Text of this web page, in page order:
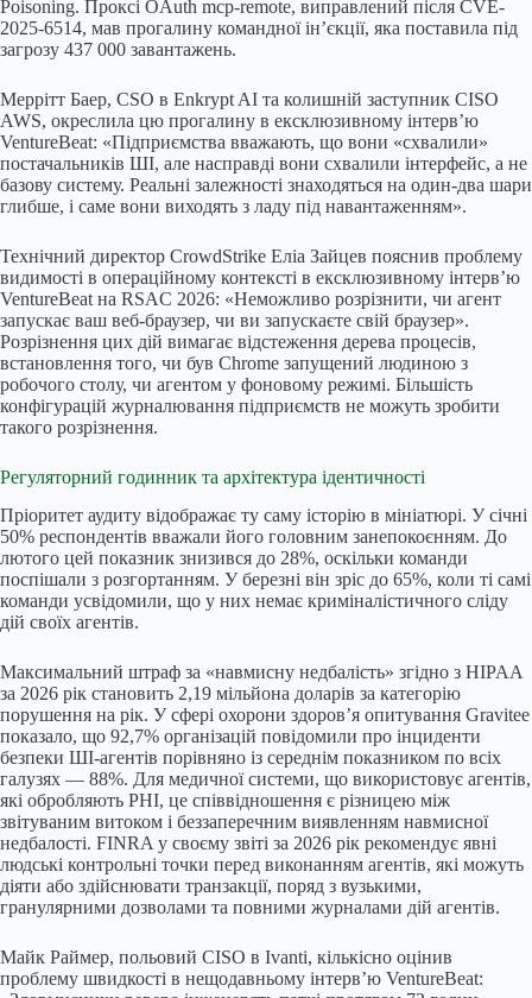
Poisoning. Проксі OAuth mcp-remote, виправлений після CVE-
2025-6514, мав прогалину командної ін’єкції, яка поставила під
загрозу 437 000 завантажень.
Меррітт Баер, CSO в Enkrypt AI та колишній заступник CISO
AWS, окреслила цю прогалину в ексклюзивному інтерв’ю
VentureBeat: «Підприємства вважають, що вони «схвалили»
постачальників ШІ, але насправді вони схвалили інтерфейс, а не
базову систему. Реальні залежності знаходяться на один-два шари
глибше, і саме вони виходять з ладу під навантаженням».
Технічний директор CrowdStrike Еліа Зайцев пояснив проблему
видимості в операційному контексті в ексклюзивному інтерв’ю
VentureBeat на RSAC 2026: «Неможливо розрізнити, чи агент
запускає ваш веб-браузер, чи ви запускаєте свій браузер».
Розрізнення цих дій вимагає відстеження дерева процесів,
встановлення того, чи був Chrome запущений людиною з
робочого столу, чи агентом у фоновому режимі. Більшість
конфігурацій журналювання підприємств не можуть зробити
такого розрізнення.
Регуляторний годинник та архітектура ідентичності
Пріоритет аудиту відображає ту саму історію в мініатюрі. У січні
50% респондентів вважали його головним занепокоєнням. До
лютого цей показник знизився до 28%, оскільки команди
поспішали з розгортанням. У березні він зріс до 65%, коли ті самі
команди усвідомили, що у них немає криміналістичного сліду
дій своїх агентів.
Максимальний штраф за «навмисну недбалість» згідно з HIPAA
за 2026 рік становить 2,19 мільйона доларів за категорію
порушення на рік. У сфері охорони здоров’я опитування Gravitee
показало, що 92,7% організацій повідомили про інциденти
безпеки ШІ-агентів порівняно із середнім показником по всіх
галузях — 88%. Для медичної системи, що використовує агентів,
які обробляють PHI, це співвідношення є різницею між
звітуваним витоком і беззаперечним виявленням навмисної
недбалості. FINRA у своєму звіті за 2026 рік рекомендує явні
людські контрольні точки перед виконанням агентів, які можуть
діяти або здійснювати транзакції, поряд з вузькими,
гранулярними дозволами та повними журналами дій агентів.
Майк Раймер, польовий CISO в Ivanti, кількісно оцінив
проблему швидкості в нещодавньому інтерв’ю VentureBeat: